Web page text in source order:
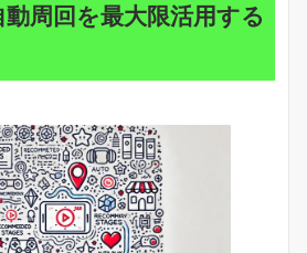
周回を最大限活用する